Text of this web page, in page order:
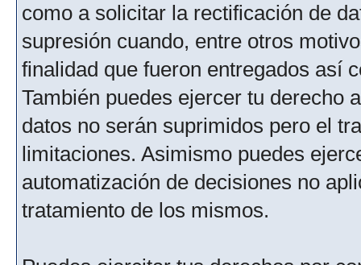
como a solicitar la rectificación de
supresión cuando, entre otros
finalidad que fueron entregados así
También puedes ejercer tu derecho
datos no serán suprimidos pero el
limitaciones. Asimismo puedes
automatización de decisiones no
tratamiento de los mismos.